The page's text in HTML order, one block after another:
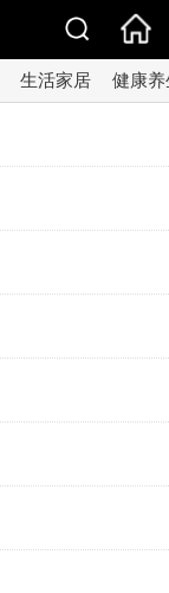
生活家居 健康养